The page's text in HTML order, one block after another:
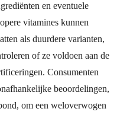
en eventuele
vitamines kunnen
als duurdere varianten,
of ze voldoen aan de
Consumenten
beoordelingen,
om een weloverwogen